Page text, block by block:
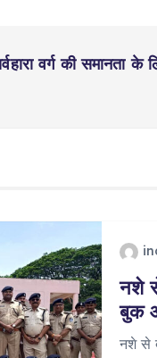
वर्ग की समानता के
नशे
बुक
नशे से